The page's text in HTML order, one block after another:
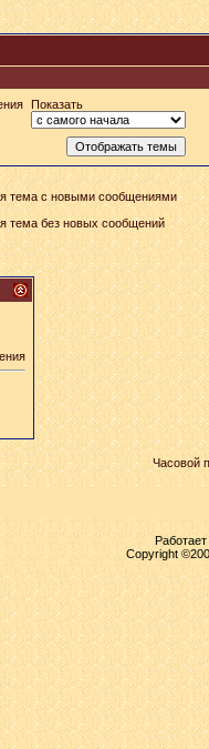
Показать
тема с новыми сообщениями
тема без новых сообщений
Часовой
Copyright